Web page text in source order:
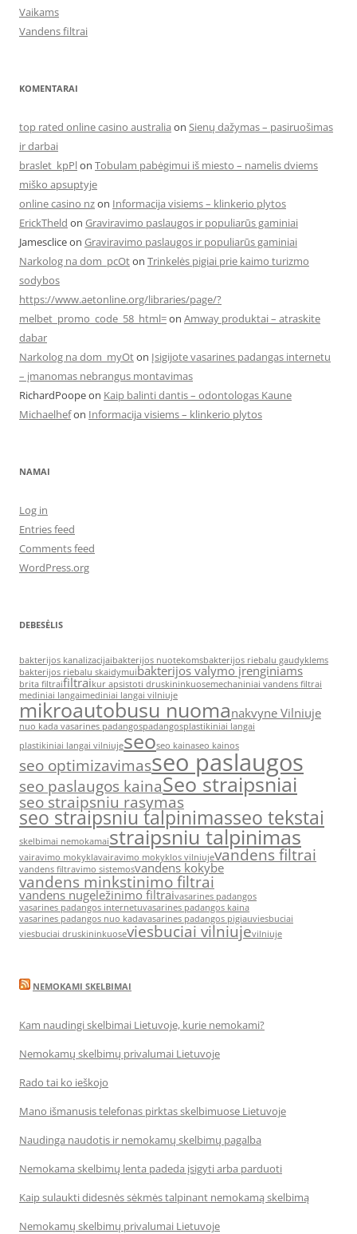
Vaikams
Vandens filtrai
KOMENTARAI
top rated online casino australia on Sienų dažymas – pasiruošimas
ir darbai
braslet_kpPlon Tobulam pabėgimui iš miesto – namelis dviems
miško apsuptyje
online casino nzon Informacija visiems – klinkerio plytos
ErickTheld on Graviravimo paslaugos ir populiarūs gaminiai
Jamescliceon Graviravimo paslaugos ir populiarūs gaminiai
Narkolog na dom_pcOton Trinkelės pigiai prie kaimo turizmo
sodybos
https://www.aetonline.org/libraries/page/?
melbet_promo_code_58_html=on Amway produktai – atraskite
dabar
Narkolog na dom_myOton Įsigijote vasarines padangas internetu
– įmanomas nebrangus montavimas
RichardPoopeon Kaip balinti dantis – odontologas Kaune
Michaelhefon Informacija visiems – klinkerio plytos
NAMAI
Log in
Entries feed
Comments feed
WordPress.org
DEBESĖLIS
bakterijos kanalizacijaibakterijos nuotekomsbakterijos riebalu gaudyklems
bakterijos riebalu skaidymuibakterijos valymo įrenginiams
brita filtraifiltraikur apsistoti druskininkuosemechaniniai vandens filtrai
mediniai langaimediniai langai vilniuje
mikroautobusu nuomanakvyne Vilniuje
nuo kada vasarines padangospadangosplastikiniai langai
plastikiniai langai vilniujeseoseo kainaseo kainos
seo optimizavimasseo paslaugos
seo paslaugos kainaSeo straipsniai
seo straipsniu rasymas
seo straipsniu talpinimasseo tekstai
skelbimai nemokamaistraipsniu talpinimas
vairavimo mokyklavairavimo mokyklos vilniujevandens filtrai
vandens filtravimo sistemosvandens kokybe
vandens minkstinimo filtrai
vandens nugeležinimo filtraivasarines padangos
vasarines padangos internetuvasarines padangos kaina
vasarines padangos nuo kadavasarines padangos pigiauviesbuciai
viesbuciai druskininkuoseviesbuciai vilniujevilniuje
NEMOKAMI SKELBIMAI
Kam naudingi skelbimai Lietuvoje, kurie nemokami?
Nemokamų skelbimų privalumai Lietuvoje
Rado tai ko ieškojo
Mano išmanusis telefonas pirktas skelbimuose Lietuvoje
Naudinga naudotis ir nemokamų skelbimų pagalba
Nemokama skelbimų lenta padeda įsigyti arba parduoti
Kaip sulaukti didesnės sėkmės talpinant nemokamą skelbimą
Nemokamų skelbimų privalumai Lietuvoje